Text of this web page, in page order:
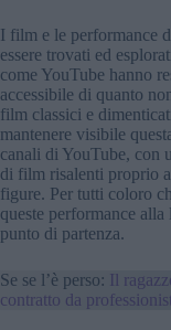
I film e le performance
essere trovati ed
come YouTube hanno
accessibile di quanto
film classici e
mantenere visibile
canali di YouTube, con
di film risalenti proprio
figure. Per tutti coloro
queste performance
punto di partenza.
Se se l’è perso: Il
contratto da